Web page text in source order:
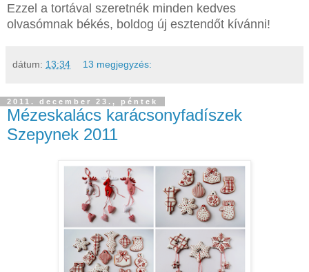
Ezzel a tortával szeretnék minden kedves
olvasómnak békés, boldog új esztendőt kívánni!
dátum: 13:34 13 megjegyzés:
2011. december 23., péntek
Mézeskalács karácsonyfadíszek
Szepynek 2011